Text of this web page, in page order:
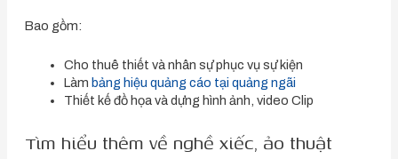
Bao gồm:
Cho thuê thiết và nhân sự phục vụ sự kiện
Làm bảng hiệu quảng cáo tại quảng ngãi
Thiết kế đồ họa và dựng hình ảnh, video Clip
Tìm hiểu thêm về nghề xiếc, ảo thuật